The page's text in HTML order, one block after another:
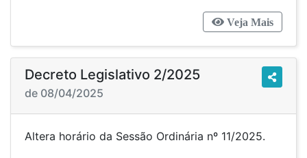
Veja Mais
Decreto Legislativo 2/2025
de 08/04/2025
Altera horário da Sessão Ordinária nº 11/2025.